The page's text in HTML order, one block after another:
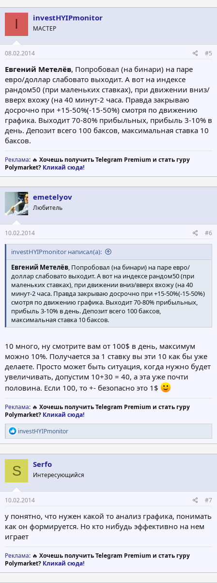
к
ц
:
I investHYIPmonitor
МАСТЕР
08.02.2014 #5
Евгений Метелёв, Попробовал (на бинари) на паре
евро/доллар слабовато выходит. А вот на индексе
рандом50 (при маленьких ставках), при движении вниз/
вверх вхожу (на 40 минут-2 часа. Правда закрываю
досрочно при +15-50%(-15-50%) смотря по движению
графика. Выходит 70-80% прибыльных, прибыль 3-10% в
день. Депозит всего 100 баксов, максимальная ставка 10
баксов.
Реклама: 🔥 Хочешь получить Telegram Premium и стать гуру
Polymarket? Кликай сюда!
emetelyov
Любитель
10.02.2014 #6
investHYIPmonitor написал(а):
Евгений Метелёв, Попробовал (на бинари) на паре евро/
доллар слабовато выходит. А вот на индексе рандом50 (при
маленьких ставках), при движении вниз/вверх вхожу (на 40
минут-2 часа. Правда закрываю досрочно при +15-50%(-15-50%)
смотря по движению графика. Выходит 70-80% прибыльных,
прибыль 3-10% в день. Депозит всего 100 баксов,
максимальная ставка 10 баксов.
10 много, ну смотрите вам от 100$ в день, максимум
можно 10%. Получается за 1 ставку вы эти 10 как бы уже
делаете. Просто может быть ситуация, когда нужно будет
увеличивать, допустим 10+30 = 40, а эта уже почти
половина. Если 100, то +- безопасно это 1$
Реклама: 🔥 Хочешь получить Telegram Premium и стать гуру
Polymarket? Кликай сюда!
Р
е
а
к
ц
и
и
:
investHYIPmonitor
S Serfo
Интересующийся
10.02.2014 #7
у понятно, что нужен какой то анализ графика, понимать
как он формируется. Но кто нибудь эффективно на нем
играет
Реклама: 🔥 Хочешь получить Telegram Premium и стать гуру
Polymarket? Кликай сюда!